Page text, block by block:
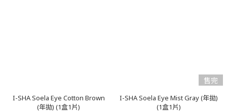
I-SHA Soela Eye Cotton Brown
(年拋) (1盒1片)
售完
I-SHA Soela Eye Mist Gray (年拋)
(1盒1片)